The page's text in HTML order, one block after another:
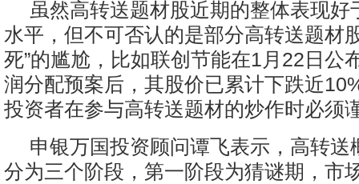
虽然高转送题材股近期的整体表现好
水平，但不可否认的是部分高转送题材
死”的尴尬，比如联创节能在1月22日公
润分配预案后，其股价已累计下跌近
投资者在参与高转送题材的炒作时必须
申银万国投资顾问谭飞表示，高转送
分为三个阶段，第一阶段为猜谜期，市